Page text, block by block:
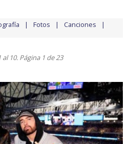
Fotos Canciones
10. Página 1 de 23